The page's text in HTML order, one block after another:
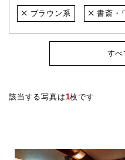
ブラウン系 書斎・
すべ
該当する写真は1枚です